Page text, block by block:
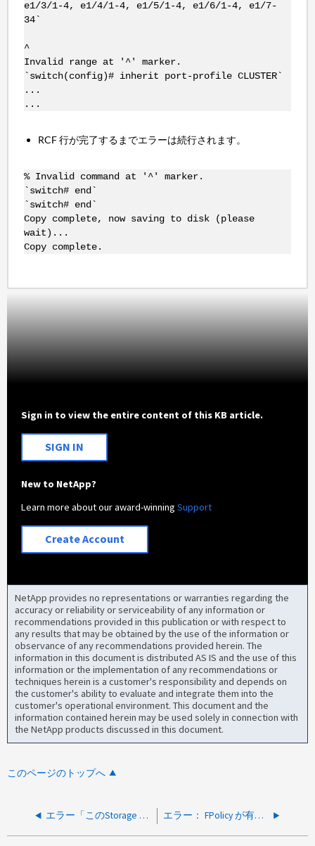
e1/3/1-4, e1/4/1-4, e1/5/1-4, e1/6/1-4, e1/7-
34`
^
Invalid range at '^' marker.
`switch(config)# inherit port-profile CLUSTER`
...
...
RCF 行が完了するまでエラーは続行されます。
% Invalid command at '^' marker.
`switch# end`
`switch# end`
Copy complete, now saving to disk (please
wait)...
Copy complete.
Sign in to view the entire content of this KB article.
SIGN IN
New to NetApp?
Learn more about our award-winningSupport
Create Account
NetApp provides no representations or warranties regarding the
accuracy or reliability or serviceability of any information or
recommendations provided in this publication or with respect to
any results that may be obtained by the use of the information or
observance of any recommendations provided herein. The
information in this document is distributed AS IS and the use of this
information or the implementation of any recommendations or
techniques herein is a customer's responsibility and depends on
the customer's ability to evaluate and integrate them into the
customer's operational environment. This document and the
information contained herein may be used solely in connection with
the NetApp products discussed in this document.
このページのトップへ
エラー「このStorage Virtual Machineにはルートボリュームがありません」 エラー： FPolicy が有効になっていると、ソースファイルまたはディスクから読み取ることができません